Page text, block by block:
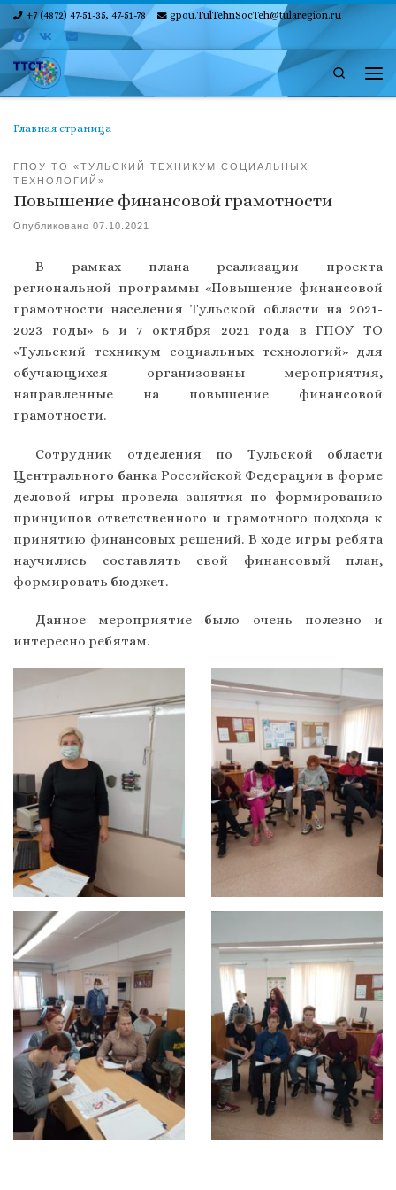
Skip to content
+7 (4872) 47-51-35, 47-51-78 gpou.TulTehnSocTeh@tularegion.ru
Search
Главная страница
ГПОУ ТО «ТУЛЬСКИЙ ТЕХНИКУМ СОЦИАЛЬНЫХ
ТЕХНОЛОГИЙ»
Повышение финансовой грамотности
Опубликовано 07.10.2021
В рамках плана реализации проекта
региональной программы «Повышение финансовой
грамотности населения Тульской области на 2021-
2023 годы» 6 и 7 октября 2021 года в ГПОУ ТО
«Тульский техникум социальных технологий» для
обучающихся организованы мероприятия,
направленные на повышение финансовой
грамотности.
Сотрудник отделения по Тульской области
Центрального банка Российской Федерации в форме
деловой игры провела занятия по формированию
принципов ответственного и грамотного подхода к
принятию финансовых решений. В ходе игры ребята
научились составлять свой финансовый план,
формировать бюджет.
Данное мероприятие было очень полезно и
интересно ребятам.